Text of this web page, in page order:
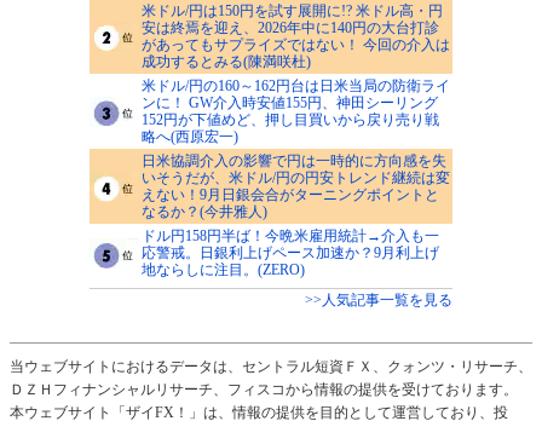
米ドル/円は150円を試す展開に!? 米ドル高・円
安は終焉を迎え、2026年中に140円の大台打診
があってもサプライズではない！ 今回の介入は
成功するとみる(陳満咲杜)
米ドル/円の160～162円台は日米当局の防衛ライ
ンに！ GW介入時安値155円、神田シーリング
152円が下値めど、押し目買いから戻り売り戦
略へ(西原宏一)
日米協調介入の影響で円は一時的に方向感を失
いそうだが、米ドル/円の円安トレンド継続は変
えない！9月日銀会合がターニングポイントと
なるか？(今井雅人)
ドル円158円半ば！今晩米雇用統計→介入も一
応警戒。日銀利上げペース加速か？9月利上げ
地ならしに注目。(ZERO)
>>人気記事一覧を見る
当ウェブサイトにおけるデータは、セントラル短資ＦＸ、クォンツ・リサーチ、
ＤＺＨフィナンシャルリサーチ、フィスコから情報の提供を受けております。
本ウェブサイト「ザイFX！」は、情報の提供を目的として運営しており、投